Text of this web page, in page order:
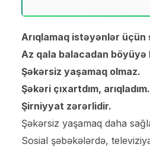
Arıqlamaq istəyənlər
Az qala balacadan böyüyə
Şəkərsiz yaşamaq olmaz.
Şəkəri çıxartdım, arıqladım.
Şirniyyat zərərlidir.
Şəkərsiz yaşamaq daha
Sosial şəbəkələrdə,